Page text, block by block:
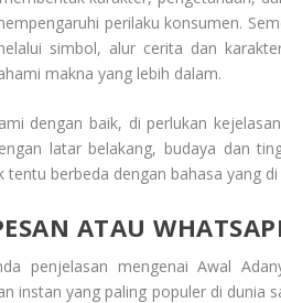
perilaku konsumen.
simbol, alur cerita dan
makna yang lebih dalam.
dengan baik, di perlukan
latar belakang, budaya dan
berbeda dengan bahasa yang di
ATAU
penjelasan mengenaiAwal
instan yang paling populer di dunia